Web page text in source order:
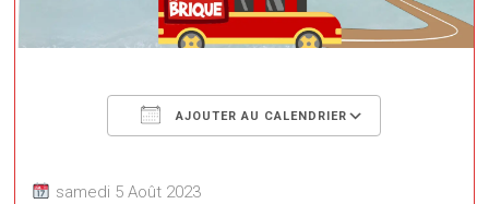
AJOUTER AU CALENDRIER
Télécharger ICS
samedi 5 Août 2023